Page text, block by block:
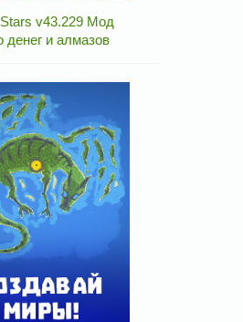
v43.229 Мод
денег и алмазов